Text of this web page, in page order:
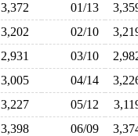
3,372 01/13
3,202 02/10
2,931 03/10
3,005 04/14
3,227 05/12
3,398 06/09